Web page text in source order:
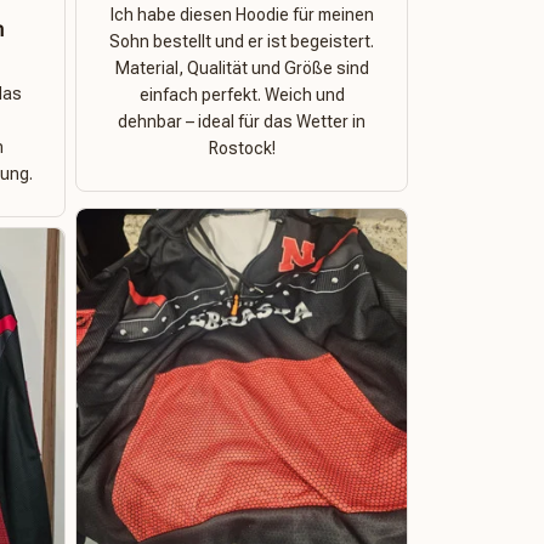
Ich habe diesen Hoodie für meinen
Sohn bestellt und er ist begeistert.
Material, Qualität und Größe sind
einfach perfekt. Weich und
dehnbar – ideal für das Wetter in
Rostock!